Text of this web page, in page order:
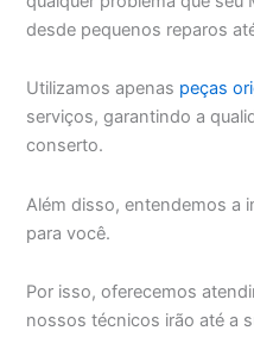
desde pequenos reparos
Utilizamos apenas peças
serviços, garantindo a
conserto.
Além disso, entendemos a
para você.
Por isso, oferecemos
nossos técnicos irão até a